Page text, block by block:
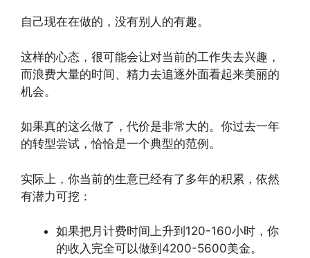
自己现在在做的，没有别人的有趣。
这样的心态，很可能会让对当前的工作失去兴趣，
而浪费大量的时间、精力去追逐外面看起来美丽的
机会。
如果真的这么做了，代价是非常大的。你过去一年
的转型尝试，恰恰是一个典型的范例。
实际上，你当前的生意已经有了多年的积累，依然
有潜力可挖：
如果把月计费时间上升到120-160小时，你
的收入完全可以做到4200-5600美金。